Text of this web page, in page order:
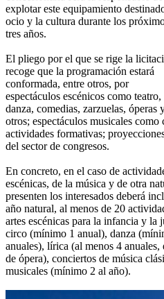
explotar este equipamiento
ocio y la cultura durante los
tres años.
El pliego por el que se rige la
recoge que la programación estará
conformada, entre otros, por
espectáculos escénicos como teatro,
danza, comedias, zarzuelas, óperas
otros; espectáculos musicales como
actividades formativas;
del sector de congresos.
En concreto, en el caso de
escénicas, de la música y de otra
presenten los interesados deberá
año natural, al menos de 20
artes escénicas para la infancia y
circo (mínimo 1 anual), danza
anuales), lírica (al menos 4 anuales,
de ópera), conciertos de música
musicales (mínimo 2 al año).